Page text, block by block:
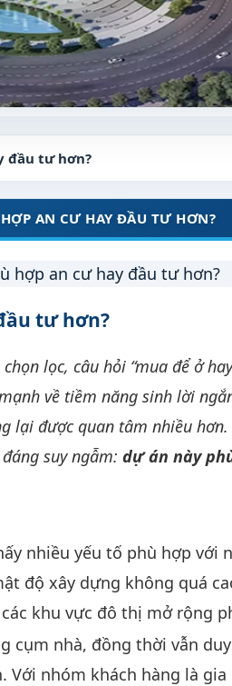
đầu tư hơn?
AN CƯ HAY ĐẦU TƯ HƠN?
tư hơn?
lọc, câu hỏi “mua để ở
về tiềm năng sinh lời
được quan tâm nhiều hơn.
suy ngẫm: dự án này
nhiều yếu tố phù hợp với
độ xây dựng không quá
khu vực đô thị mở rộng
cụm nhà, đồng thời vẫn
nhóm khách hàng là